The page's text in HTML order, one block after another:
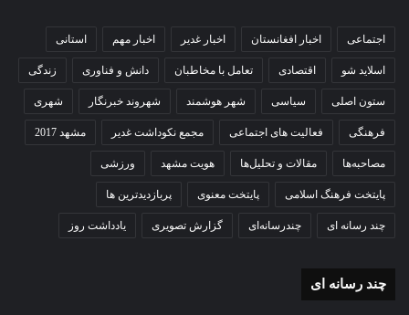
اجتماعی اخبار افغانستان اخبار غدیر اخبار مهم استانی
اسلاید شو اقتصادی تعامل با مخاطبان دانش و فناوری زندگی
ستون اصلی سیاسی شهر هوشمند شهروند خبرنگار شهری
فرهنگی فعالیت های اجتماعی مجمع نکوداشت غدیر مشهد 2017
مصاحبه‌ها مقالات و تحلیل‌ها هویت مشهد ورزشی
پایتخت فرهنگ اسلامی پایتخت معنوی پربازدیدترین ها
چند رسانه ای چندرسانه‌ای گزارش تصویری یادداشت روز
چند رسانه ای